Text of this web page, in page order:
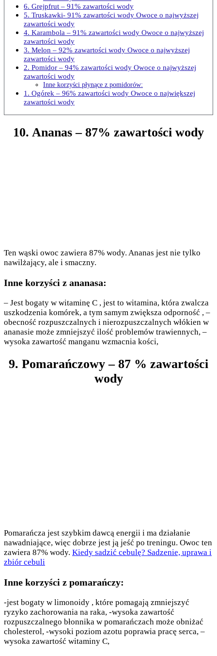
6. Grejpfrut – 91% zawartości wody
5. Truskawki- 91% zawartości wody Owoce o najwyższej
zawartości wody
4. Karambola – 91% zawartości wody Owoce o najwyższej
zawartości wody
3. Melon – 92% zawartości wody Owoce o najwyższej
zawartości wody
2. Pomidor – 94% zawartości wody Owoce o najwyższej
zawartości wody
Inne korzyści płynące z pomidorów:
1. Ogórek – 96% zawartości wody Owoce o największej
zawartości wody
10. Ananas – 87% zawartości wody
Ten wąski owoc zawiera 87% wody. Ananas jest nie tylko
nawilżający, ale i smaczny.
Inne korzyści z ananasa:
– Jest bogaty w witaminę C , jest to witamina, która zwalcza
uszkodzenia komórek, a tym samym zwiększa odporność , –
obecność rozpuszczalnych i nierozpuszczalnych włókien w
ananasie może zmniejszyć ilość problemów trawiennych, –
wysoka zawartość manganu wzmacnia kości,
9. Pomarańczowy – 87 % zawartości
wody
Pomarańcza jest szybkim dawcą energii i ma działanie
nawadniające, więc dobrze jest ją jeść po treningu. Owoc ten
zawiera 87% wody. Kiedy sadzić cebulę? Sadzenie, uprawa i
zbiór cebuli
Inne korzyści z pomarańczy:
-jest bogaty w limonoidy , które pomagają zmniejszyć
ryzyko zachorowania na raka, -wysoka zawartość
rozpuszczalnego błonnika w pomarańczach może obniżać
cholesterol, -wysoki poziom azotu poprawia pracę serca, –
wysoka zawartość witaminy C,